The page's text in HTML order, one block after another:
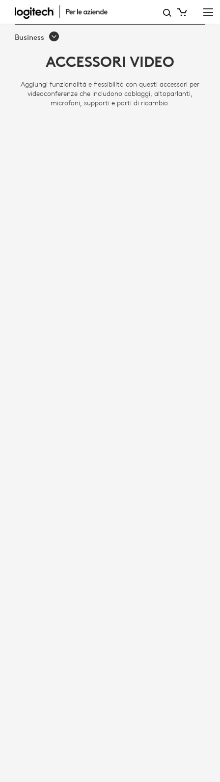
ACCESSORI
PER
VIDEOCONFERENZE
Business
ACCESSORI VIDEO
Aggiungi funzionalità e flessibilità con questi accessori per
videoconferenze che includono cablaggi, altoparlanti,
microfoni, supporti e parti di ricambio.